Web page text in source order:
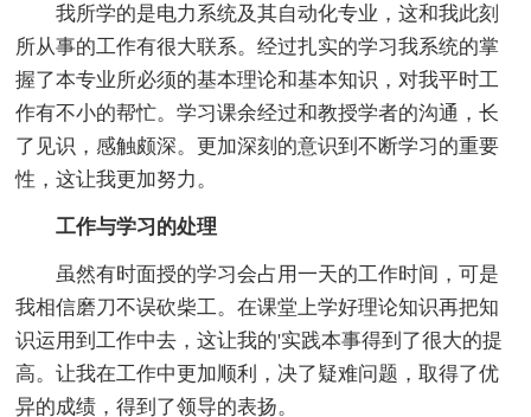
我所学的是电力系统及其自动化专业，这和我此刻
所从事的工作有很大联系。经过扎实的学习我系统的掌
握了本专业所必须的基本理论和基本知识，对我平时工
作有不小的帮忙。学习课余经过和教授学者的沟通，长
了见识，感触颇深。更加深刻的意识到不断学习的重要
性，这让我更加努力。
工作与学习的处理
虽然有时面授的学习会占用一天的工作时间，可是
我相信磨刀不误砍柴工。在课堂上学好理论知识再把知
识运用到工作中去，这让我的'实践本事得到了很大的提
高。让我在工作中更加顺利，决了疑难问题，取得了优
异的成绩，得到了领导的表扬。